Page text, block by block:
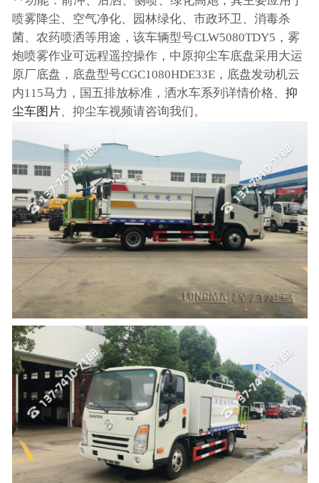
喷雾降尘、空气净化、园林绿化、市政环卫、消毒杀
菌、农药喷洒等用途，该车辆型号CLW5080TDY5，雾
炮喷雾作业可远程遥控操作，中原抑尘车底盘采用大运
原厂底盘，底盘型号CGC1080HDE33E，底盘发动机云
内115马力，国五排放标准，洒水车系列详情价格、 抑
尘车图片、抑尘车视频请咨询我们。